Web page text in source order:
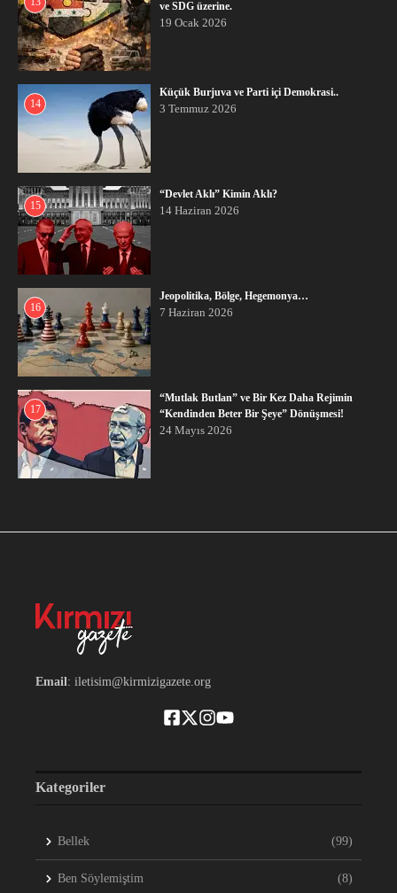
ve SDG üzerine.
19 Ocak 2026
14
Küçük Burjuva ve Parti içi Demokrasi..
3 Temmuz 2026
15
“Devlet Aklı” Kimin Aklı?
14 Haziran 2026
16
Jeopolitika, Bölge, Hegemonya…
7 Haziran 2026
17
“Mutlak Butlan” ve Bir Kez Daha Rejimin
“Kendinden Beter Bir Şeye” Dönüşmesi!
24 Mayıs 2026
Email: iletisim@kirmizigazete.org
Kategoriler
Bellek (99)
Ben Söylemiştim (8)